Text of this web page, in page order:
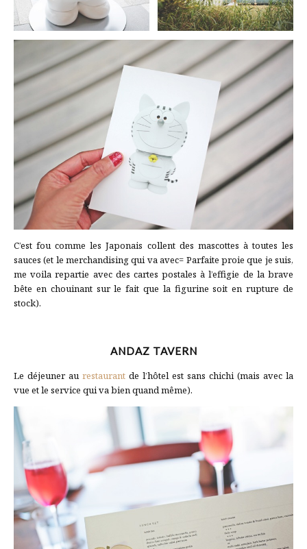
C’est fou comme les Japonais collent des mascottes à toutes les
sauces (et le merchandising qui va avec= Parfaite proie que je suis,
me voila repartie avec des cartes postales à l’effigie de la brave
bête en chouinant sur le fait que la figurine soit en rupture de
stock).
ANDAZ TAVERN
Le déjeuner au restaurant de l’hôtel est sans chichi (mais avec la
vue et le service qui va bien quand même).